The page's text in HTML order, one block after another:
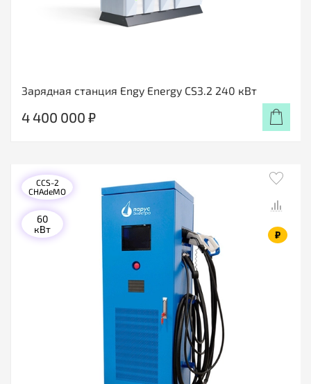
Зарядная станция Engy Energy CS3.2 240 кВт
4 400 000 ₽
₽
CCS-2
CHAdeMO
60
кВт